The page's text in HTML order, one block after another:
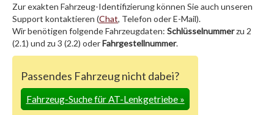
Zur exakten Fahrzeug-Identifizierung können Sie auch unseren
Support kontaktieren (Chat, Telefon oder E-Mail).
Wir benötigen folgende Fahrzeugdaten: Schlüsselnummerzu 2
(2.1) und zu 3 (2.2) oderFahrgestellnummer.
Passendes Fahrzeug nicht dabei?
Fahrzeug-Suche für AT-Lenkgetriebe»